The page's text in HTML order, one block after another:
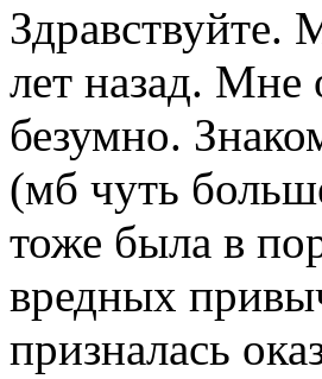
Здравствуйте.
лет назад. Мне
безумно.
(мб чуть
тоже была в
вредных
призналась